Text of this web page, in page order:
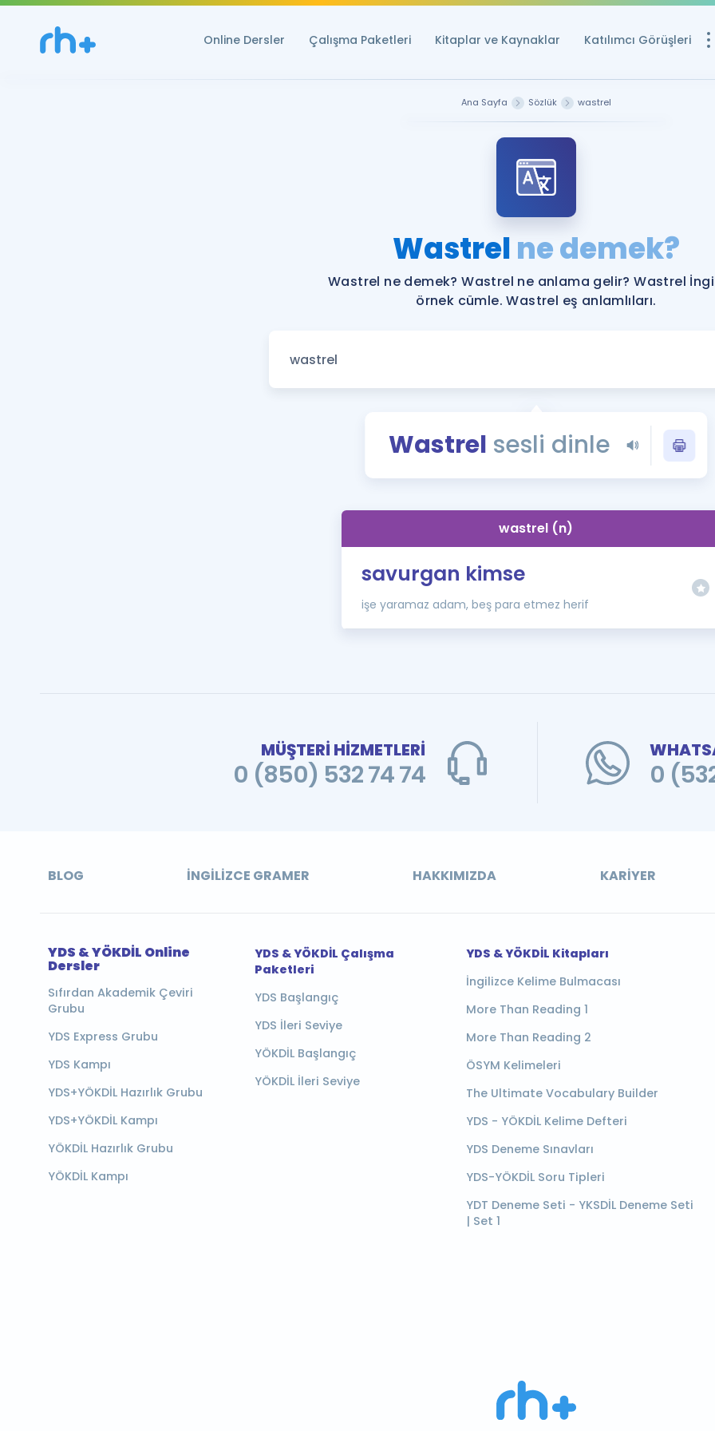
Online Dersler Çalışma Paketleri Kitaplar ve Kaynaklar Katılımcı Görüşleri
YDS ve YÖKDİL
Rehberlik Aracı
YDS ve YÖKDİL'e
Tüm ÖSYM
YDS - YÖKDİL
İngilizce Gramer
Ana Sayfa Sözlük wastrel
Wastrelne demek?
Wastrel ne demek? Wastrel ne anlama gelir? Wastrel
örnek cümle. Wastrel eş anlamlıları.
Wastrel sesli dinle
wastrel (n)
savurgan kimse
işe yaramaz adam, beş para etmez herif
MÜŞTERİ HİZMETLERİ
0 (850) 532 74 74 0
BLOG İNGILIZCE GRAMER HAKKIMIZDA KARIYER
YDS & YÖKDİL Online
Dersler
Sıfırdan Akademik Çeviri
Grubu
YDS Express Grubu
YDS Kampı
YDS+YÖKDİL Hazırlık Grubu
YDS+YÖKDİL Kampı
YÖKDİL Hazırlık Grubu
YÖKDİL Kampı
YDS & YÖKDİL Çalışma
Paketleri
YDS Başlangıç
YDS İleri Seviye
YÖKDİL Başlangıç
YÖKDİL İleri Seviye
YDS & YÖKDİL Kitapları
İngilizce Kelime Bulmacası
More Than Reading 1
More Than Reading 2
ÖSYM Kelimeleri
The Ultimate Vocabulary Builder
YDS - YÖKDİL Kelime Defteri
YDS Deneme Sınavları
YDS-YÖKDİL Soru Tipleri
YDT Deneme Seti - YKSDİL Deneme Seti
| Set 1